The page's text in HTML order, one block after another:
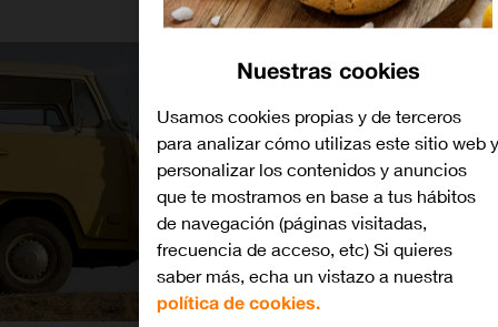
Nuestras cookies
Usamos cookies propias y de terceros
para analizar cómo utilizas este sitio web y
personalizar los contenidos y anuncios
que te mostramos en base a tus hábitos
de navegación (páginas visitadas,
frecuencia de acceso, etc) Si quieres
saber más, echa un vistazo a nuestra
política de cookies.